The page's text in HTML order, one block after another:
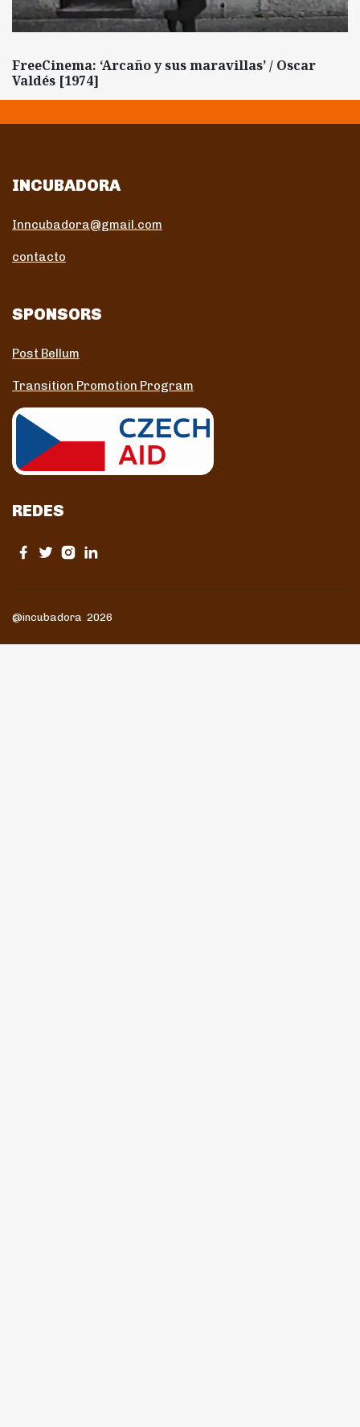
FreeCinema: ‘Arcaño y sus maravillas’ / Oscar
Valdés [1974]
INCUBADORA
Inncubadora@gmail.com
contacto
SPONSORS
Post Bellum
Transition Promotion Program
REDES
@incubadora 2026